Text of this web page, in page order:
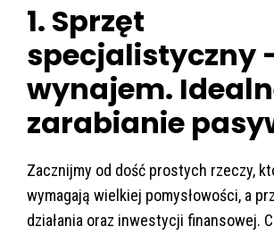
1. Sprzęt
specjalistyczny
wynajem.
zarabianie
Zacznijmy od dość prostych rzeczy,
wymagają wielkiej pomysłowości, a
działania oraz inwestycji finansowej.